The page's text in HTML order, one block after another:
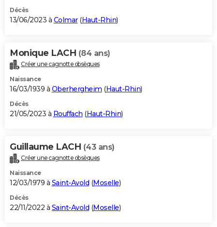
Décès
13/06/2023 à Colmar(Haut-Rhin)
Monique LACH (84 ans)
Créer une cagnotte obsèques
Naissance
16/03/1939 à Oberhergheim (Haut-Rhin)
Décès
21/05/2023 à Rouffach (Haut-Rhin)
Guillaume LACH (43 ans)
Créer une cagnotte obsèques
Naissance
12/03/1979 à Saint-Avold (Moselle)
Décès
22/11/2022 à Saint-Avold (Moselle)